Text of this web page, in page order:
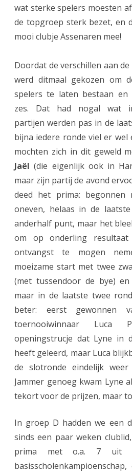
wat sterke spelers moesten
de topgroep sterk bezet, en
mooi clubje Assenaren mee!
Doordat de verschillen aan
werd ditmaal gekozen om
spelers te laten bestaan en
zes. Dat had nogal wat
partijen werden pas in de
bijna iedere ronde viel er wel
mochten zich in dit geweld
Jaël (die eigenlijk ook in
maar zijn partij de avond
deed het prima:
oneven, helaas in de
anderhalf punt, maar het
om op onderling
ontvangst te mogen
moeizame start met twee
(met tussendoor de bye)
maar in de laatste twee
beter: eerst gewonnen
toernooiwinnaar Luca
openingstrucje dat Lyne in
heeft geleerd, maar Luca
de slotronde eindelijk
Jammer genoeg kwam Lyne
tekort voor de prijzen, maar
In groep D hadden we een
sinds een paar weken
prima met o.a. 7 uit